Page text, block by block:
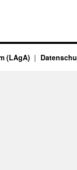
(LAgA)